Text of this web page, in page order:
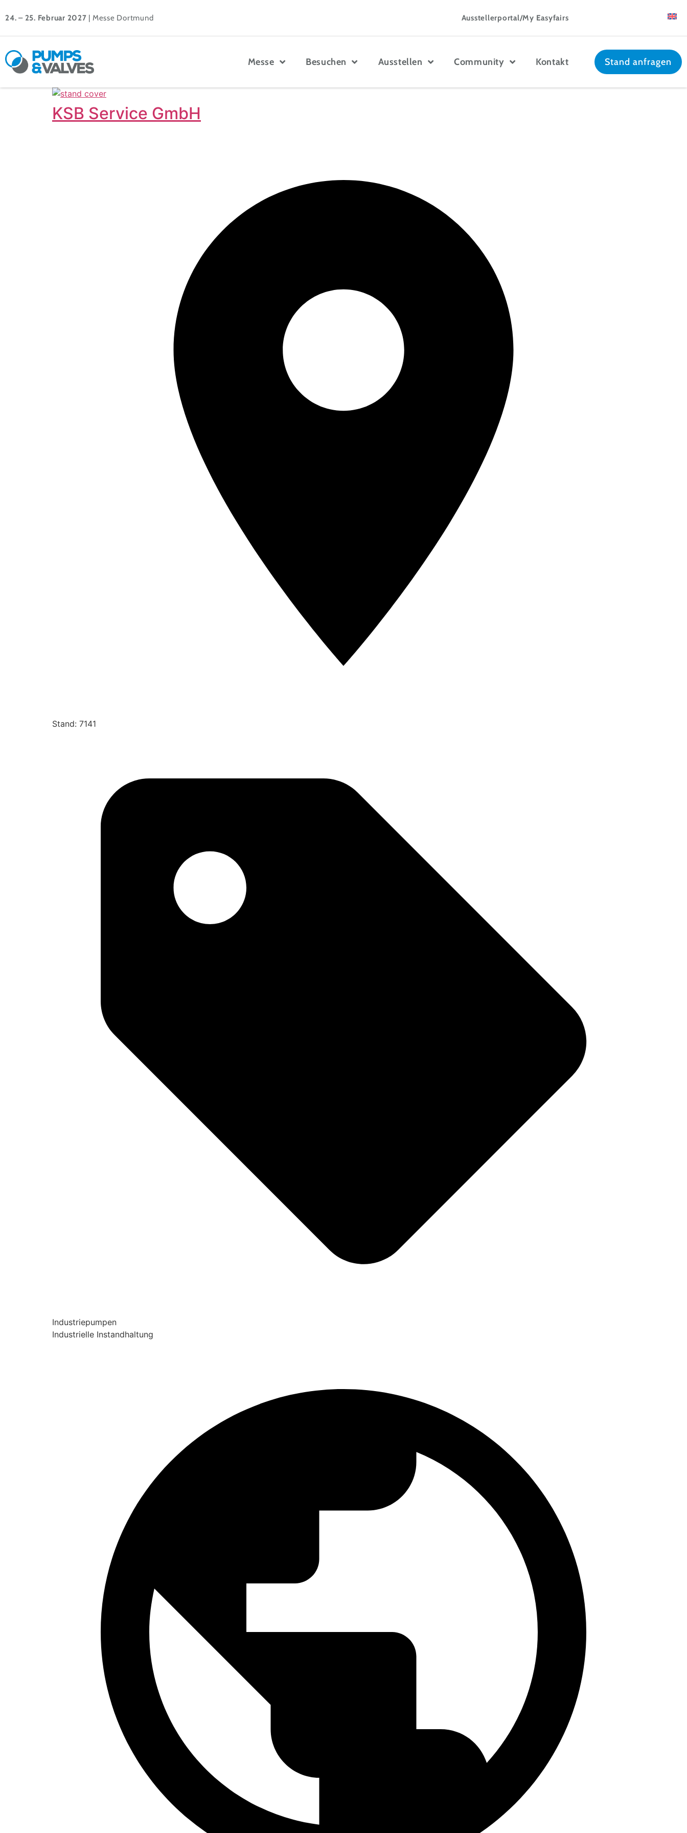
24. – 25. Februar 2027 | Messe Dortmund Ausstellerportal/My Easyfairs
Messe Besuchen Ausstellen Community Kontakt Stand anfragen
KSB Service GmbH
Stand: 7141
Industriepumpen
Industrielle Instandhaltung